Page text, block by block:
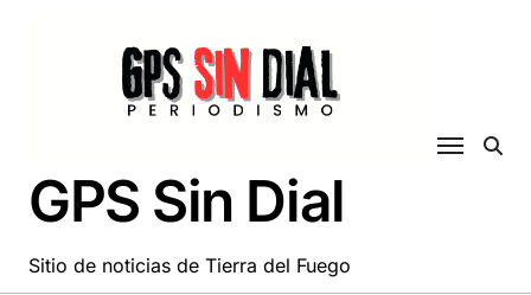
GPS Sin Dial
Sitio de noticias de Tierra del Fuego